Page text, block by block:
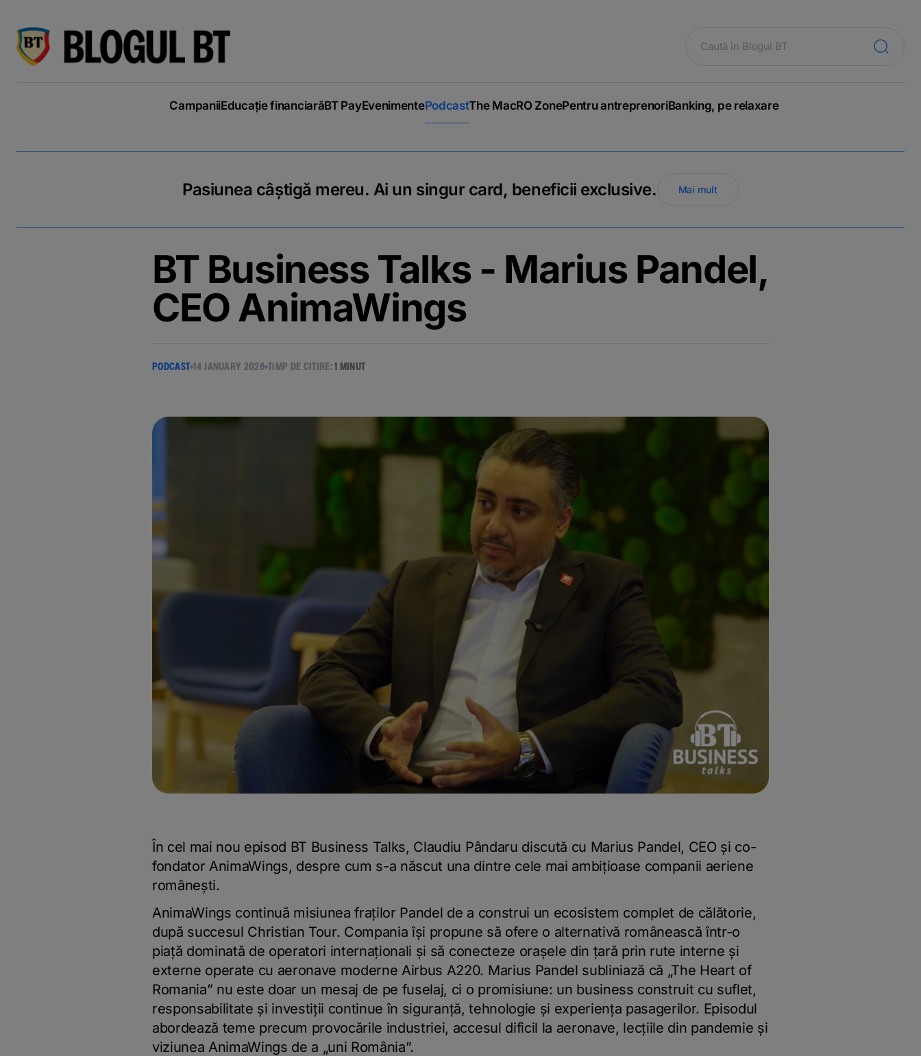
CampaniiEducație financiarăBT PayEvenimentePodcastThe MacRO ZonePentru antreprenoriBanking, pe relaxare
Pasiunea câștigă mereu. Ai un singur card, beneficii exclusive. Mai mult
BT Business Talks - Marius Pandel,
CEO AnimaWings
PODCAST 14 JANUARY 2026 TIMP DE CITIRE:1 MINUT
În cel mai nou episod BT Business Talks, Claudiu Pândaru discută cu Marius Pandel, CEO și co-
fondator AnimaWings, despre cum s-a născut una dintre cele mai ambițioase companii aeriene
românești.
AnimaWings continuă misiunea fraților Pandel de a construi un ecosistem complet de călătorie,
după succesul Christian Tour. Compania își propune să ofere o alternativă românească într-o
piață dominată de operatori internaționali și să conecteze orașele din țară prin rute interne și
externe operate cu aeronave moderne Airbus A220. Marius Pandel subliniază că „The Heart of
Romania” nu este doar un mesaj de pe fuselaj, ci o promisiune: un business construit cu suflet,
responsabilitate și investiții continue în siguranță, tehnologie și experiența pasagerilor. Episodul
abordează teme precum provocările industriei, accesul dificil la aeronave, lecțiile din pandemie și
viziunea AnimaWings de a „uni România”.